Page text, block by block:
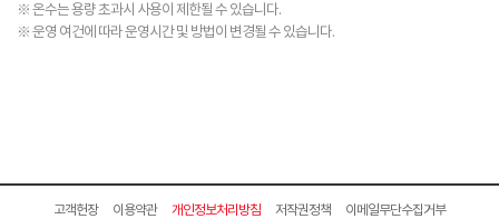
※ 온수는 용량 초과시 사용이 제한될 수 있습니다.
※ 운영 여건에 따라 운영시간 및 방법이 변경될 수 있습니다.
고객헌장 이용약관 개인정보처리방침 저작권정책
이메일무단수집거부